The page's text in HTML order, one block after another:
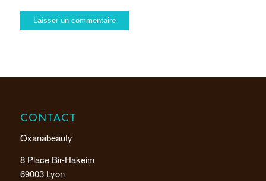
CONTACT
Oxanabeauty
8 Place Bir-Hakeim
69003 Lyon